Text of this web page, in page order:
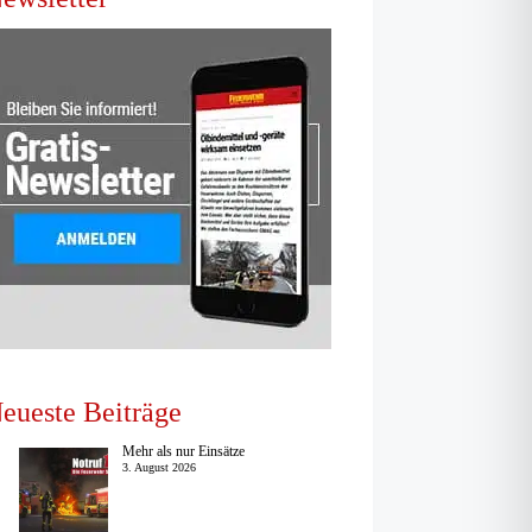
Beiträge
Mehr als nur Einsätze
3. August 2026